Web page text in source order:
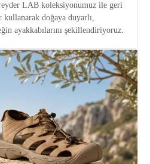
LAB koleksiyonumuz ile geri
doğaya duyarlı,
ayakkabılarını şekillendiriyoruz.